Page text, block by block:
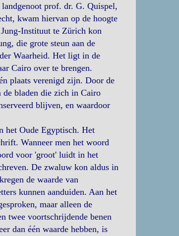
prof. dr. G. Quispel,
kwam hiervan op de hoogte
Instituut te Zürich kon
die grote steun aan de
Waarheid. Het ligt in de
Cairo over te brengen.
plaats verenigd zijn. Door de
bladen die zich in Cairo
blijven, en waardoor
het Oude Egyptisch. Het
Wanneer men het woord
voor 'groot' luidt in het
De zwaluw kon aldus in
de waarde van
kunnen aanduiden. Aan het
maar alleen de
twee voortschrijdende benen
dan één waarde hebben, is